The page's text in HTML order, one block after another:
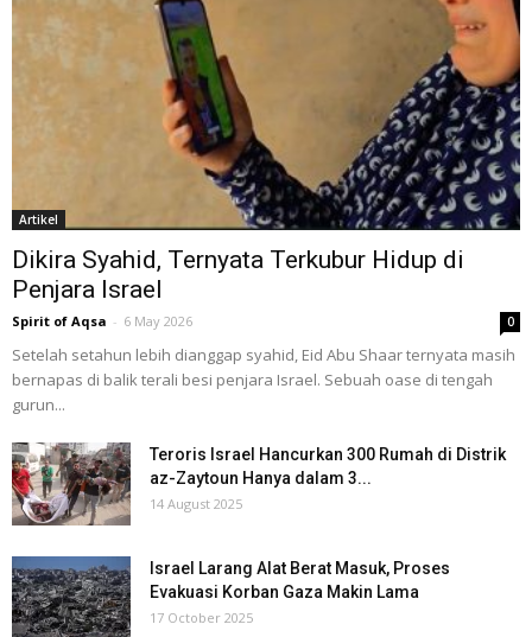
Artikel
Dikira Syahid, Ternyata Terkubur Hidup di
Penjara Israel
Spirit of Aqsa - 6 May 2026 0
Setelah setahun lebih dianggap syahid, Eid Abu Shaar ternyata masih
bernapas di balik terali besi penjara Israel. Sebuah oase di tengah
gurun...
Teroris Israel Hancurkan 300 Rumah di Distrik
az-Zaytoun Hanya dalam 3...
14 August 2025
Israel Larang Alat Berat Masuk, Proses
Evakuasi Korban Gaza Makin Lama
17 October 2025